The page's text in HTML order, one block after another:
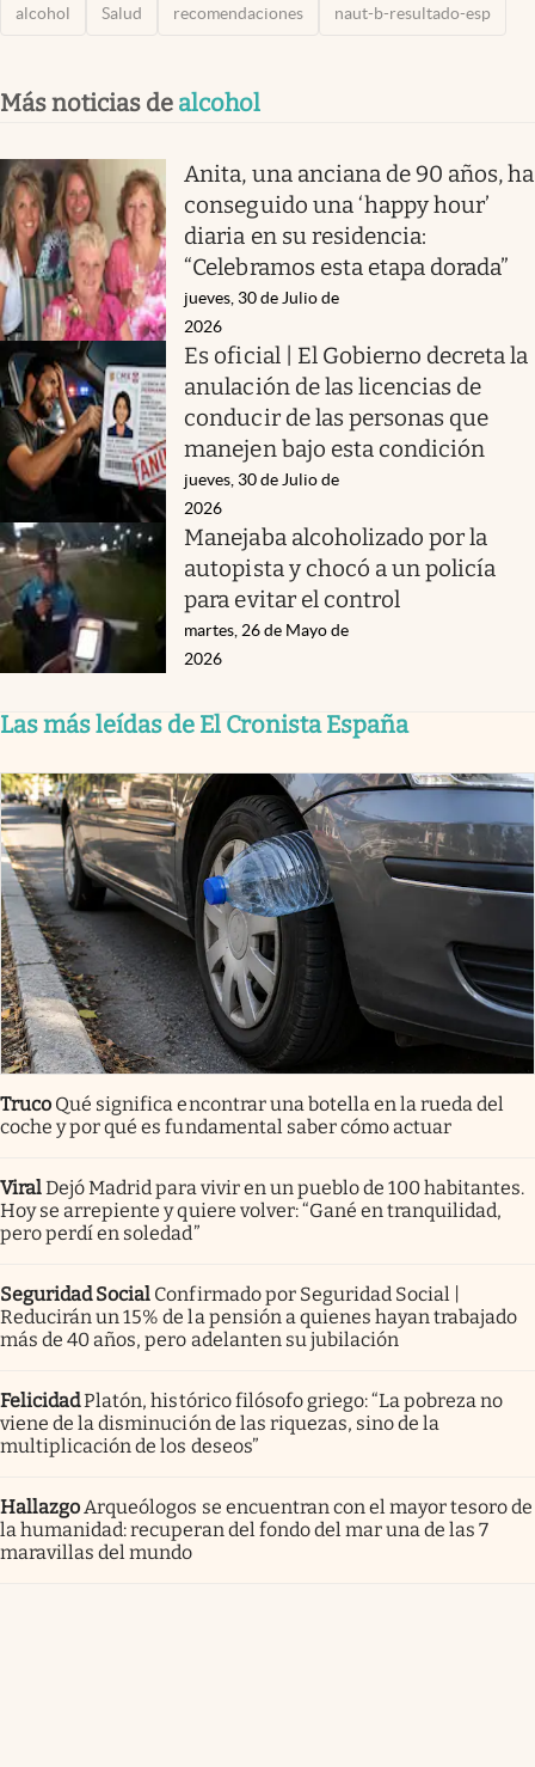
alcohol Salud recomendaciones naut-b-resultado-esp
Más noticias de alcohol
Anita, una anciana de 90 años, ha
conseguido una ‘happy hour’
diaria en su residencia:
“Celebramos esta etapa dorada”
jueves, 30 de Julio de
2026
Es oficial | El Gobierno decreta la
anulación de las licencias de
conducir de las personas que
manejen bajo esta condición
jueves, 30 de Julio de
2026
Manejaba alcoholizado por la
autopista y chocó a un policía
para evitar el control
martes, 26 de Mayo de
2026
Las más leídas de El Cronista España
Truco Qué significa encontrar una botella en la rueda del
coche y por qué es fundamental saber cómo actuar
ViralDejó Madrid para vivir en un pueblo de 100 habitantes.
Hoy se arrepiente y quiere volver: “Gané en tranquilidad,
pero perdí en soledad”
Seguridad Social Confirmado por Seguridad Social |
Reducirán un 15% de la pensión a quienes hayan trabajado
más de 40 años, pero adelanten su jubilación
FelicidadPlatón, histórico filósofo griego: “La pobreza no
viene de la disminución de las riquezas, sino de la
multiplicación de los deseos”
Hallazgo Arqueólogos se encuentran con el mayor tesoro de
la humanidad: recuperan del fondo del mar una de las 7
maravillas del mundo